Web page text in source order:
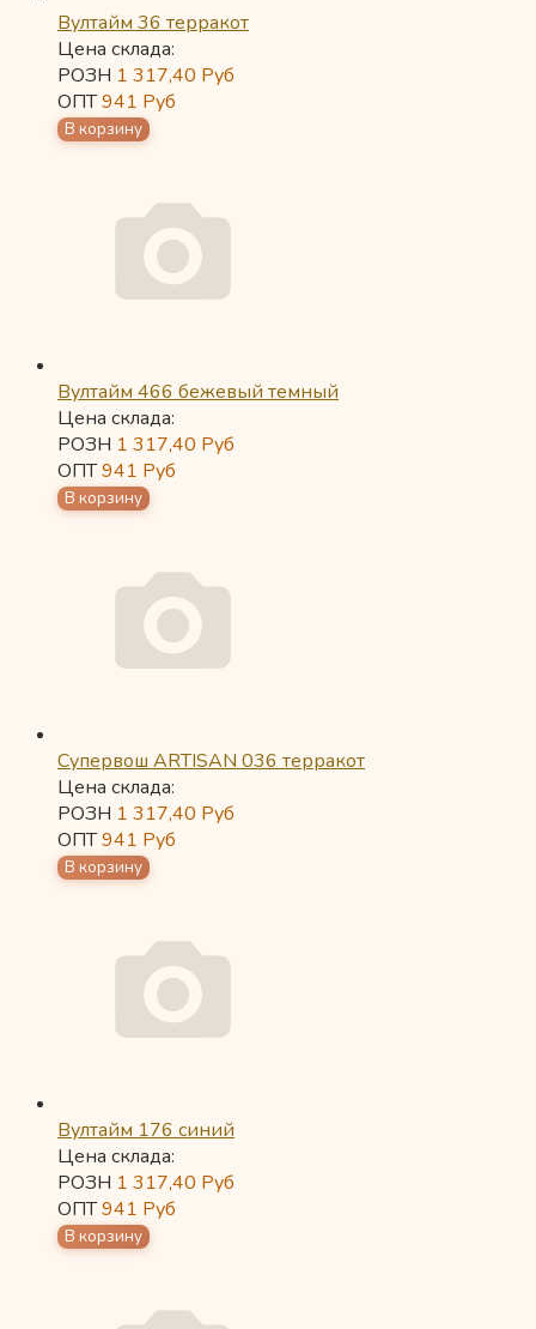
Вултайм 36 терракот
Цена склада:
РОЗН 1 317,40 Руб
ОПТ941 Руб
Вултайм 466 бежевый темный
Цена склада:
РОЗН 1 317,40 Руб
ОПТ941 Руб
Супервош ARTISAN 036 терракот
Цена склада:
РОЗН 1 317,40 Руб
ОПТ941 Руб
Вултайм 176 синий
Цена склада:
РОЗН 1 317,40 Руб
ОПТ941 Руб